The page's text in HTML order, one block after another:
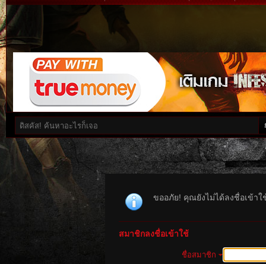
ขออภัย! คุณยังไม่ได้ลงชื่อเข้า
สมาชิกลงชื่อเข้าใช้
ชื่อสมาชิก